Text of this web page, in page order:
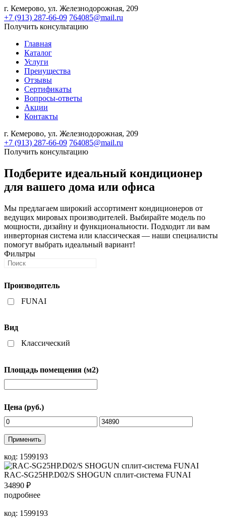
г. Кемерово, ул. Железнодорожная, 209
+7 (913) 287-66-09 764085@mail.ru
Получить консультацию
Главная
Каталог
Услуги
Преиущества
Отзывы
Сертификаты
Вопросы-ответы
Акции
Контакты
г. Кемерово, ул. Железнодорожная, 209
+7 (913) 287-66-09 764085@mail.ru
Получить консультацию
Подберите идеальный кондиционер
для вашего дома или офиса
Мы предлагаем широкий ассортимент кондиционеров от
ведущих мировых производителей. Выбирайте модель по
мощности, дизайну и функциональности. Подходит ли вам
инверторная система или классическая — наши специалисты
помогут выбрать идеальный вариант!
Фильтры
Производитель
FUNAI
Вид
Классический
Площадь помещения (м2)
Цена (руб.)
Применить
код: 1599193
RAC-SG25HP.D02/S SHOGUN сплит-система FUNAI
34890 ₽
подробнее
код: 1599193